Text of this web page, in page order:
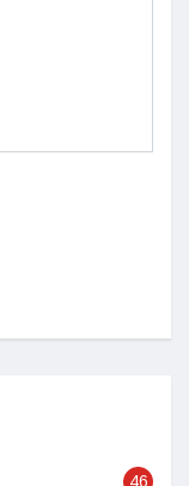
46